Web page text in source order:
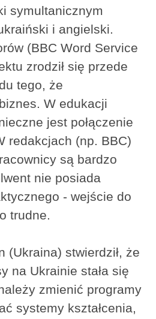
symultanicznym
i angielski.
(BBC Word Service
zrodził się przede
tego, że
W edukacji
jest połączenie
redakcjach (np. BBC)
są bardzo
nie posiada
- wejście do
trudne.
(Ukraina) stwierdził, że
na Ukrainie stała się
zmienić programy
systemy kształcenia,